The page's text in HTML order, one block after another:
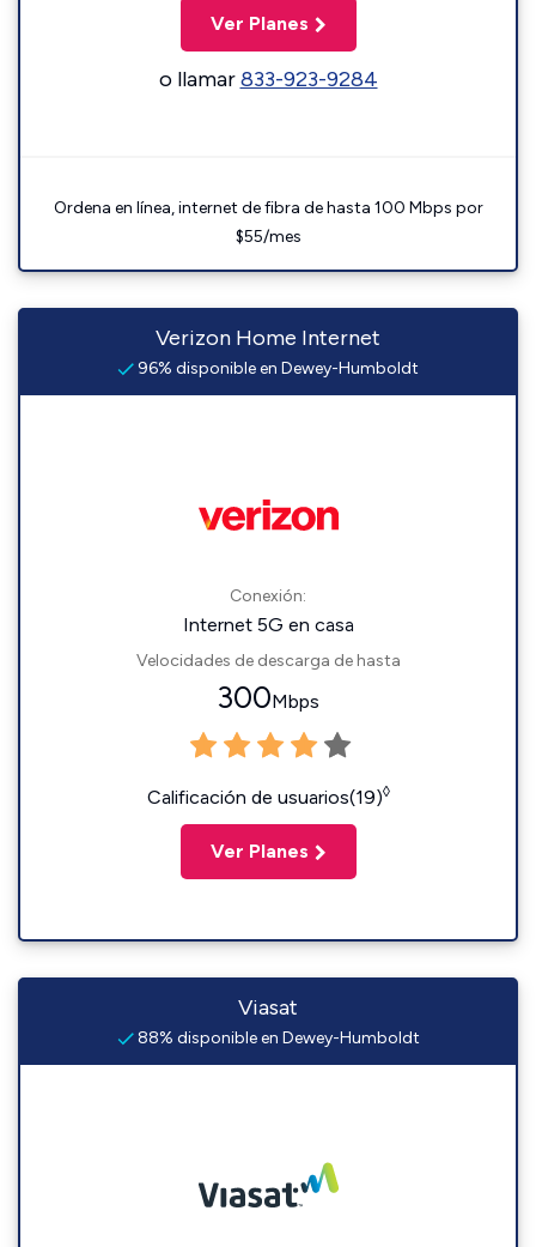
Ver Planes
o llamar833-923-9284
Ordena en línea, internet de fibra de hasta 100 Mbps por
$55/mes
Verizon Home Internet
96% disponible en Dewey-Humboldt
Conexión:
Internet 5G en casa
Velocidades de descarga de hasta
300Mbps
Calificación de usuarios(19)◊
Ver Planes
Viasat
88% disponible en Dewey-Humboldt